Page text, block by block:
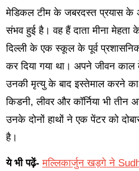
मेडिकल टीम के जबरदस्त प्रयास के
संभव हुई है। वह हैं दाता मीना मेहता के
दिल्ली के एक स्कूल के पूर्व
कर दिया गया था। अपने जीवन
उनकी मृत्यु के बाद इस्तेमाल करने
किडनी, लीवर और कॉर्निया भी
उनके दोनों हाथों ने एक पेंटर को
है।
ये भी पढ़ें- मल्लिकार्जुन खड़गे ने